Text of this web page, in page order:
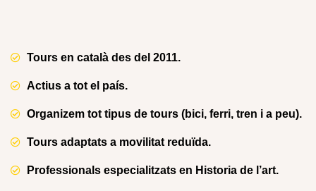
Tours en català des del 2011.
Actius a tot el país.
Organizem tot tipus de tours (bici, ferri, tren i a peu).
Tours adaptats a movilitat reduïda.
Professionals especialitzats en Historia de l’art.